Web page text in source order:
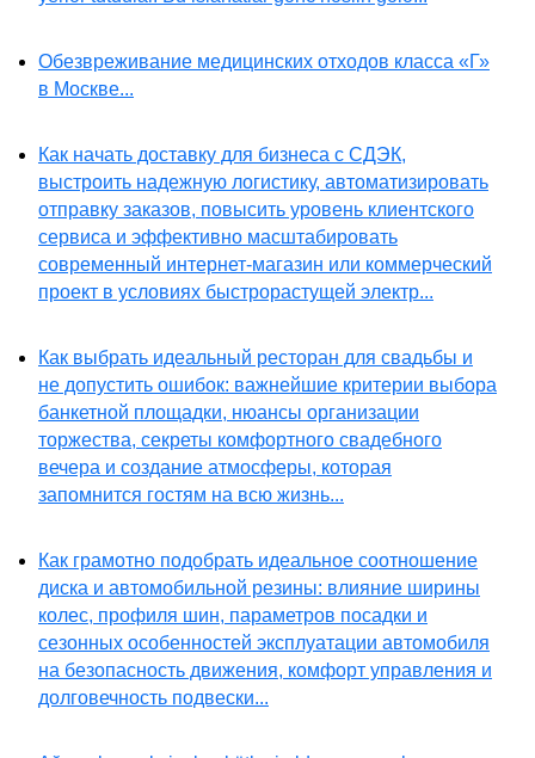
Обезвреживание медицинских отходов класса «Г»
в Москве...
Как начать доставку для бизнеса с СДЭК,
выстроить надежную логистику, автоматизировать
отправку заказов, повысить уровень клиентского
сервиса и эффективно масштабировать
современный интернет-магазин или коммерческий
проект в условиях быстрорастущей электр...
Как выбрать идеальный ресторан для свадьбы и
не допустить ошибок: важнейшие критерии выбора
банкетной площадки, нюансы организации
торжества, секреты комфортного свадебного
вечера и создание атмосферы, которая
запомнится гостям на всю жизнь...
Как грамотно подобрать идеальное соотношение
диска и автомобильной резины: влияние ширины
колес, профиля шин, параметров посадки и
сезонных особенностей эксплуатации автомобиля
на безопасность движения, комфорт управления и
долговечность подвески...